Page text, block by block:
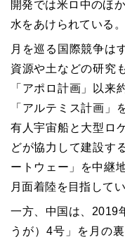
開発では米ロ中のほ
水をあけられている。
月を巡る国際競争は
資源や土などの研究
「アポロ計画」以来
「アルテミス計画」
有人宇宙船と大型ロ
どが協力して建設す
ートウェー」を中継
月面着陸を目指してい
一方、中国は、2019
うが）4号」を月の